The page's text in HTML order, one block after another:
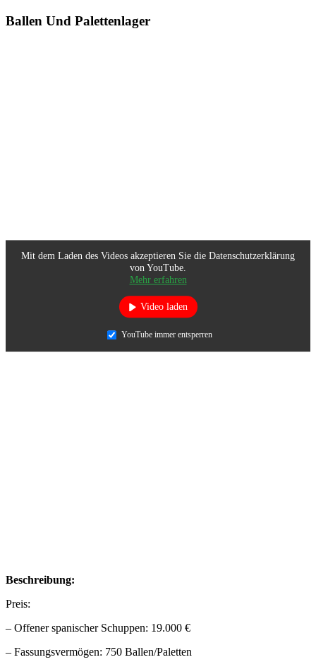
Ballen Und Palettenlager
Mit dem Laden des Videos akzeptieren Sie die Datenschutzerklärung
von YouTube.
Mehr erfahren
Video laden
YouTube immer entsperren
Beschreibung:
Preis:
– Offener spanischer Schuppen: 19.000 €
– Fassungsvermögen: 750 Ballen/Paletten